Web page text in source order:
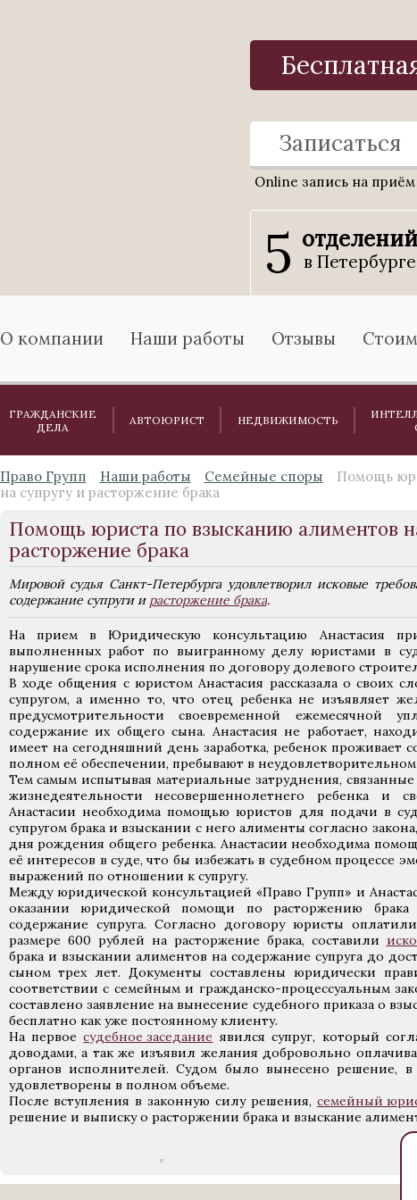
Записаться
Online запись на приём
5 отделений
в Петербурге
О компании Наши работы Отзывы
ГРАЖДАНСКИЕ
ДЕЛА
АВТОЮРИСТ НЕДВИЖИМОСТЬ
Право Групп Наши работы Семейные споры
Помощь
на супругу и расторжение брака
Помощь юриста по взысканию алиментов
расторжение брака
Мировой судья Санкт-Петербурга удовлетворил исковые
содержание супруги и расторжение брака.
На прием в Юридическую консультацию Анастасия
выполненных работ по выигранному делу юристами в
нарушение срока исполнения по договору долевого
В ходе общения с юристом Анастасия рассказала о своих
супругом, а именно то, что отец ребенка не изъявляет
предусмотрительности своевременной ежемесячной
содержание их общего сына. Анастасия не работает,
имеет на сегодняшний день заработка, ребенок проживает
полном её обеспечении, пребывают в
Тем самым испытывая материальные затруднения,
жизнедеятельности несовершеннолетнего ребенка и
Анастасии необходима помощью юристов для подачи в
супругом брака и взыскании с него алименты согласно
дня рождения общего ребенка. Анастасии необходима
её интересов в суде, что бы избежать в судебном процессе
выражений по отношении к супругу.
Между юридической консультацией «Право Групп» и
оказании юридической помощи по расторжению
содержание супруга. Согласно договору юристы
размере 600 рублей на расторжение брака, составили
брака и взыскании алиментов на содержание супруга до
сыном трех лет. Документы составлены юридически
соответствии с семейным и гражданско-процессуальным
составлено заявление на вынесение судебного приказа о
бесплатно как уже постоянному клиенту.
На первоесудебное заседание явился супруг, который
доводами, а так же изъявил желания добровольно
органов исполнителей. Судом было вынесено решение, в
удовлетворены в полном объеме.
После вступления в законную силу решения, семейный
решение и выписку о расторжении брака и взыскание